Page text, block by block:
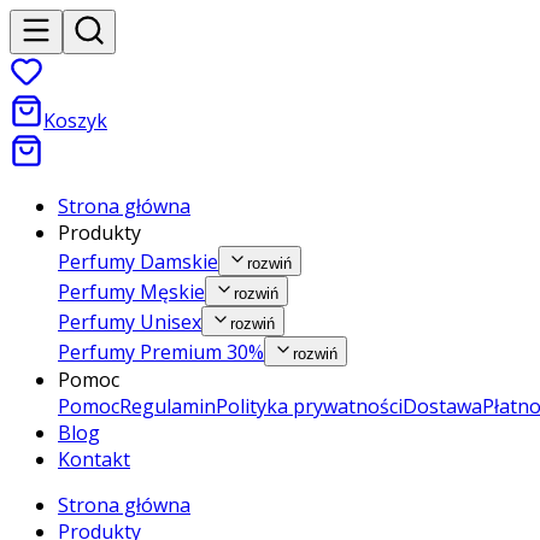
Koszyk
Strona główna
Produkty
Perfumy Damskie
rozwiń
Perfumy Męskie rozwiń
Perfumy Unisex rozwiń
Perfumy Premium 30% rozwiń
Pomoc
PomocRegulaminPolityka prywatnościDostawa
Blog
Kontakt
Strona główna
Produkty